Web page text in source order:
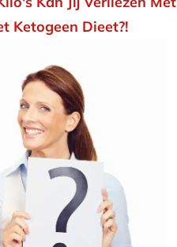
Ketogeen Dieet?!